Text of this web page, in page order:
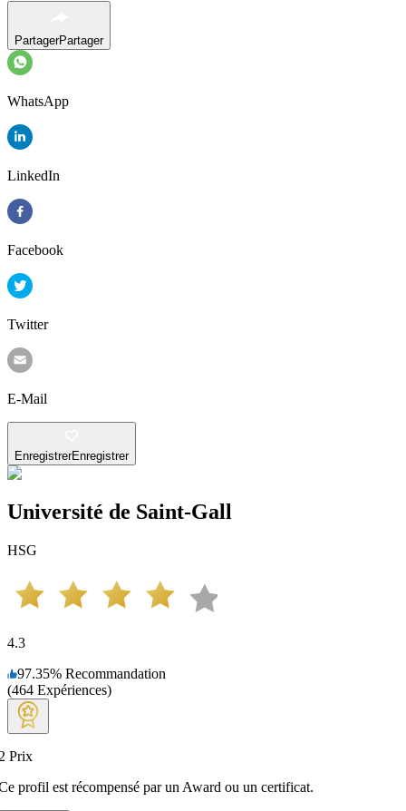
PartagerPartager
WhatsApp
LinkedIn
Facebook
Twitter
E-Mail
EnregistrerEnregistrer
Université de Saint-Gall
HSG
4.3
97.35% Recommandation
(464 Expériences)
Prix
profil est récompensé par un Award ou un certificat.